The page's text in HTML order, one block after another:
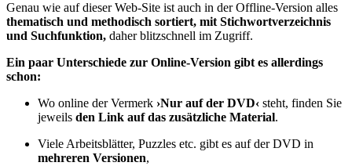
Genau wie auf dieser Web-Site ist auch in der Offline-Version alles
thematisch und methodisch sortiert, mit Stichwortverzeichnis
und Suchfunktion, daher blitzschnell im Zugriff.
Ein paar Unterschiede zur Online-Version gibt es allerdings
schon:
Wo online der Vermerk ›Nur auf der DVD‹ steht, finden Sie
jeweils den Link auf das zusätzliche Material.
Viele Arbeitsblätter, Puzzles etc. gibt es auf der DVD in
mehreren Versionen,